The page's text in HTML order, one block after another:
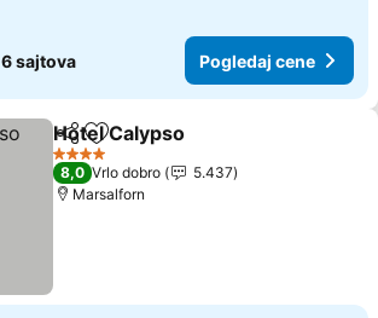
6 sajtova Pogledaj cene
Deli Dodati u favorite
Hotel Calypso
4 Zvezdice
8,0 Vrlo dobro
5.437
Marsalforn